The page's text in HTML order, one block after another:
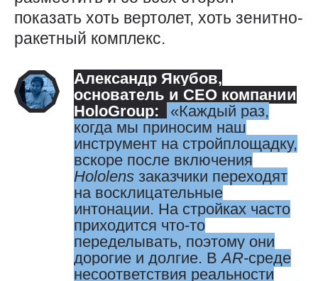
показать хоть вертолет, хоть зенитно-
ракетный комплекс.
Александр Якубов,
основатель и CEO компании
HoloGroup:
Каждый раз,
когда мы приносим наш
инструмент на стройплощадку,
вскоре после включения
Hololens заказчики переходят
на восклицательные
интонации. На стройках часто
приходится что-то
переделывать, поэтому они
дорогие и долгие. ВAR-среде
несоответствия реальности